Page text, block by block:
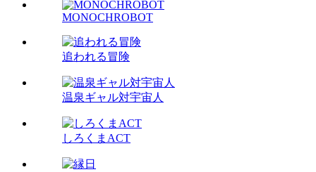
MONOCHROBOT
追われる冒険
温泉ギャル対宇宙人
しろくまACT